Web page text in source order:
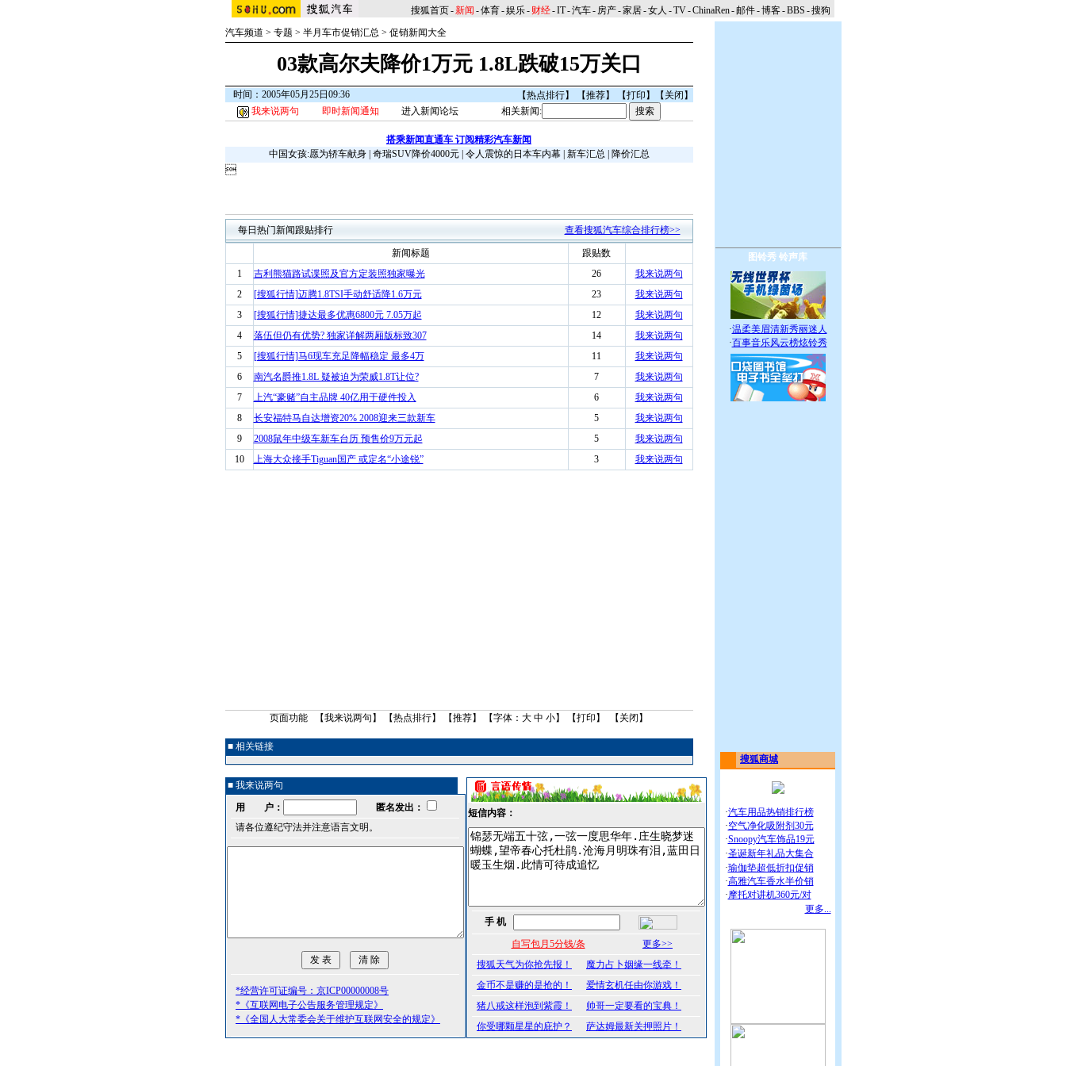
搜狐首页-新闻 -体育-娱乐- 财经-IT-汽车- 房产-家居-女人 -TV-ChinaRen-邮件-博客-BBS -搜狗
汽车频道 > 专题 > 半月车市促销汇总 > 促销新闻大全
03款高尔夫降价1万元 1.8L跌破15万关口
时间：2005年05月25日09:36 【热点排行】 【推荐】 【打印 】【 关闭 】
我来说两句
即时新闻通知 进入新闻论坛 相关新闻:
搭乘新闻直通车 订阅精彩汽车新闻
中国女孩:愿为轿车献身| 奇瑞SUV降价4000元| 令人震惊的日本车内幕| 新车汇总 降价汇总

每日热门新闻跟贴排行 查看搜狐汽车综合排行榜>>
新闻标题
跟贴数
1
吉利熊猫路试谍照及官方定装照独家曝光 26
我来说两句
2
[搜狐行情]迈腾1.8TSI手动舒适降1.6万元 23
我来说两句
3
[搜狐行情]捷达最多优惠6800元 7.05万起 12
我来说两句
4
落伍但仍有优势? 独家详解两厢版标致307 14
我来说两句
5
[搜狐行情]马6现车充足降幅稳定 最多4万 11
我来说两句
6
南汽名爵推1.8L 疑被迫为荣威1.8T让位? 7
我来说两句
7
上汽“豪赌”自主品牌 40亿用于硬件投入 6
我来说两句
8
长安福特马自达增资20% 2008迎来三款新车 5
我来说两句
9
2008鼠年中级车新车台历 预售价9万元起 5
我来说两句
10
上海大众接手Tiguan国产 或定名“小途锐” 3 我来说两句
页面功能 【我来说两句 】 【热点排行】 【推荐】 【字体： 大 中 小】 【打印 】 【 关闭 】
■ 相关链接
■ 我来说两句
用 户：
匿名发出：
请各位遵纪守法并注意语言文明。
*经营许可证编号：京ICP00000008号
*《互联网电子公告服务管理规定》
*《全国人大常委会关于维护互联网安全的规定》
短信内容：
手 机
自写包月5分钱/条
更多>>
搜狐天气为你抢先报！
魔力占卜姻缘一线牵！
金币不是赚的是抢的！
爱情玄机任由你游戏！
猪八戒这样泡到紫霞！
帅哥一定要看的宝典！
你受哪颗星星的庇护？
萨达姆最新关押照片！
图铃秀 铃声库
·温柔美眉清新秀丽迷人
·百事音乐风云榜炫铃秀
搜狐商城
·汽车用品热销排行榜
·空气净化吸附剂30元
·Snoopy汽车饰品19元
·圣诞新年礼品大集合
·瑜伽垫超低折扣促销
·高雅汽车香水半价销
·摩托对讲机360元/对
更多...